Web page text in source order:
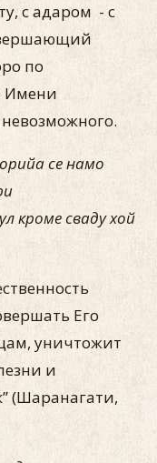
с адаром - с
по
Имени
се намо
кроме сваду хой
Его
уничтожит
и
(Шаранагати,